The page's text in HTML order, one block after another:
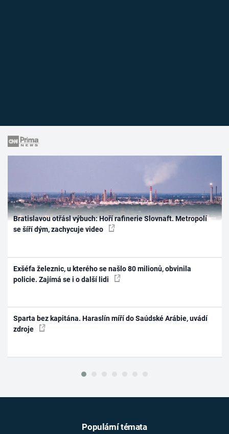
Bratislavou otřásl výbuch: Hoří rafinerie Slovnaft. Metropolí
se šíří dým, zachycuje video
Exšéfa železnic, u kterého se našlo 80 milionů, obvinila
policie. Zajímá se i o další lidi
Sparta bez kapitána. Haraslín míří do Saúdské Arábie, uvádí
zdroje
Populární témata